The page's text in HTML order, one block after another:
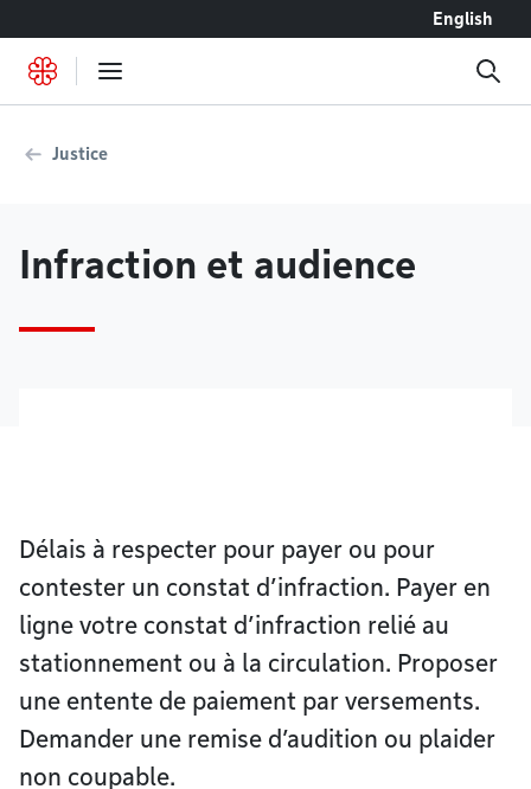
English
Justice
Infraction et audience
Délais à respecter pour payer ou pour
contester un constat d’infraction. Payer en
ligne votre constat d’infraction relié au
stationnement ou à la circulation. Proposer
une entente de paiement par versements.
Demander une remise d’audition ou plaider
non coupable.